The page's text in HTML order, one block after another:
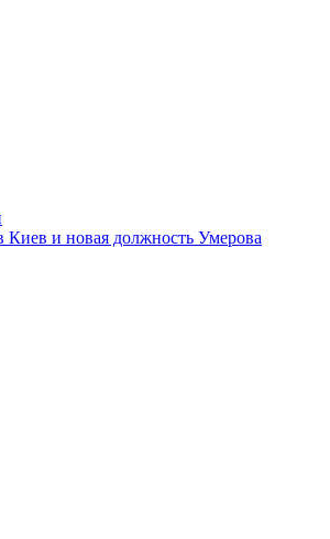
и новая должность Умерова